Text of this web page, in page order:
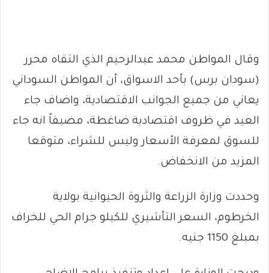
وقال المواطن محمد عبدالرحيم الذي التقاه محرر
(سودان برس) بأحد الاسواق، أن المواطن السوداني
يعاني من جميع الجوانب الاقتصادية، واضاف جاء
العيد في ظروف اقتصادية ضاغطة، مضيفاً انه جاء
للسوق لمعرفة الأسعار وليس للشراء، متوقعا
المزيد من الانخفاض.
وحددت وزارة الزراعة والثروة الحيوانية بولاية
الخرطوم، السعر التأشيري للكيلو جرام الحي للخراف
بمبلغ 1150 جنيه.